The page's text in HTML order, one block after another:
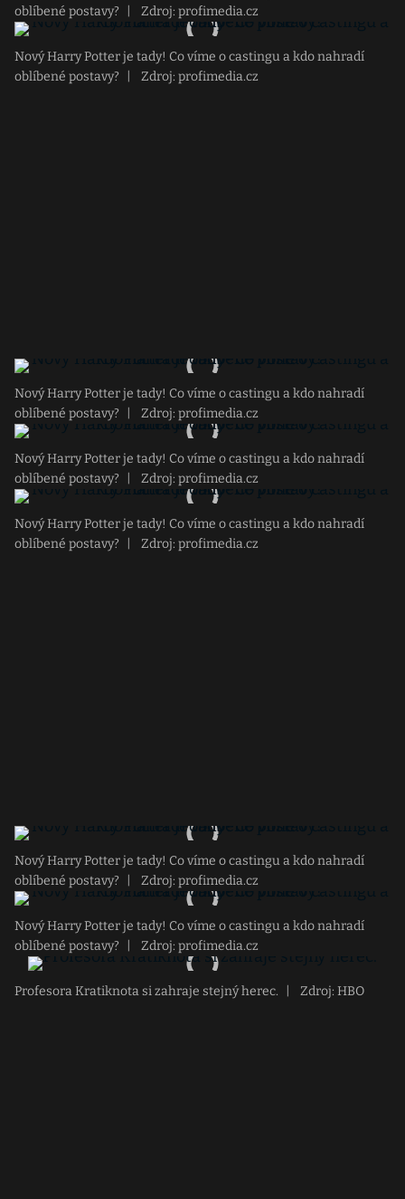
oblíbené postavy?
Zdroj: profimedia.cz
Nový Harry Potter je tady! Co víme o castingu a kdo nahradí
oblíbené postavy?
Zdroj: profimedia.cz
Nový Harry Potter je tady! Co víme o castingu a kdo nahradí
oblíbené postavy?
Zdroj: profimedia.cz
Nový Harry Potter je tady! Co víme o castingu a kdo nahradí
oblíbené postavy?
Zdroj: profimedia.cz
Nový Harry Potter je tady! Co víme o castingu a kdo nahradí
oblíbené postavy?
Zdroj: profimedia.cz
Nový Harry Potter je tady! Co víme o castingu a kdo nahradí
oblíbené postavy?
Zdroj: profimedia.cz
Nový Harry Potter je tady! Co víme o castingu a kdo nahradí
oblíbené postavy?
Zdroj: profimedia.cz
Profesora Kratiknota si zahraje stejný herec. Zdroj: HBO